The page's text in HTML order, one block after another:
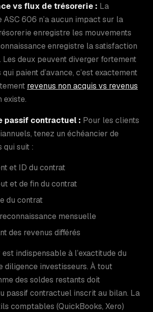
vs flux de trésorerie : La
ASC 606 n’a aucun impact sur la
enregistre les mouvements
enregistre la satisfaction
Les deux peuvent diverger fortement
paient d’avance, c’est exactement
revenus non acquis vs revenus
existe.
passif contractuel : Pour les clients
tenez un échéancier de
qui suit :
et ID du contrat
et de fin du contrat
du contrat
mensuelle
des revenus différés
indispensable à l’exactitude du
diligence investisseurs. À tout
des soldes restants doit
passif contractuel inscrit au bilan. La
comptables (QuickBooks, Xero)